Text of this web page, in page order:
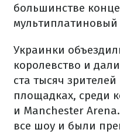
большинстве
Украинки
королевство и
ста тысяч
площадках, среди
и Manchester
все шоу и были